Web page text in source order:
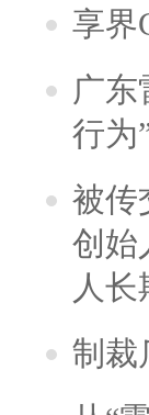
享界
广东
行为
被传
创始
人
制裁